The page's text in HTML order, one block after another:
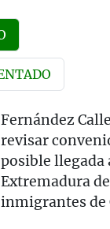
Fernández
revisar
posible llegada
Extremadura de
inmigrantes de